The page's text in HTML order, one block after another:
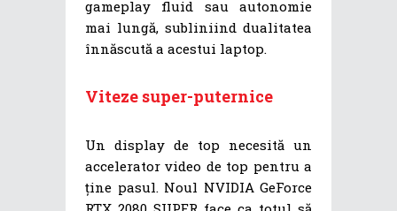
gameplay fluid sau autonomie
mai lungă, subliniind dualitatea
înnăscută a acestui laptop.
Viteze super-puternice
Un display de top necesită un
accelerator video de top pentru a
ține pasul. Noul NVIDIA GeForce